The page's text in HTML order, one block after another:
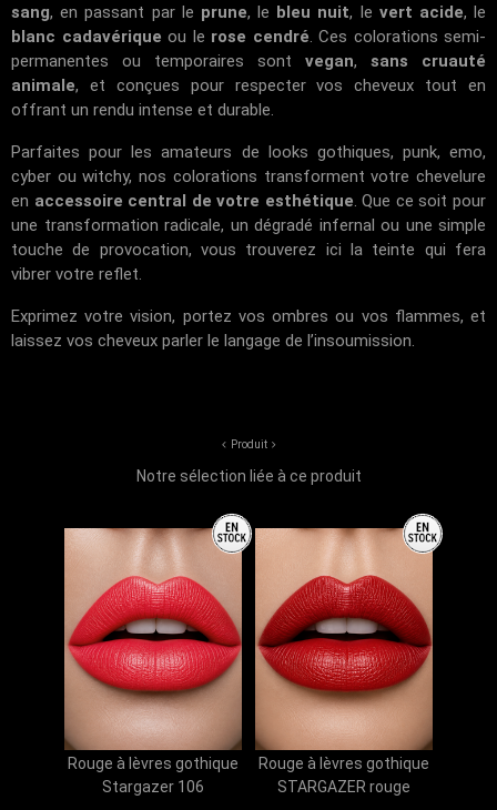
sang, en passant par le prune, le bleu nuit, le vert acide, le
blanc cadavérique ou le rose cendré. Ces colorations semi-
permanentes ou temporaires sont vegan, sans cruauté
animale, et conçues pour respecter vos cheveux tout en
offrant un rendu intense et durable.
Parfaites pour les amateurs de looks gothiques, punk, emo,
cyber ou witchy, nos colorations transforment votre chevelure
en accessoire central de votre esthétique. Que ce soit pour
une transformation radicale, un dégradé infernal ou une simple
touche de provocation, vous trouverez ici la teinte qui fera
vibrer votre reflet.
Exprimez votre vision, portez vos ombres ou vos flammes, et
laissez vos cheveux parler le langage de l’insoumission.
Produit
Notre sélection liée à ce produit
Rouge à lèvres gothique
Stargazer 106
Rouge à lèvres gothique
STARGAZER rouge